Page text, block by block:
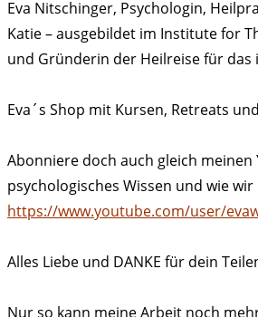
Eva Nitschinger, Psychologin,
Katie – ausgebildet im Institute for
und Gründerin der Heilreise für das
Eva´s Shop mit Kursen, Retreats
Abonniere doch auch gleich
psychologisches Wissen und wie
https://www.youtube.com/user/
Alles Liebe und DANKE für dein
Nur so kann meine Arbeit noch